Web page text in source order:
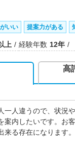
いい 提案力がある
上 経験年数 12年
一人違うので、状況
案内したいです。お
来る存在になります
高